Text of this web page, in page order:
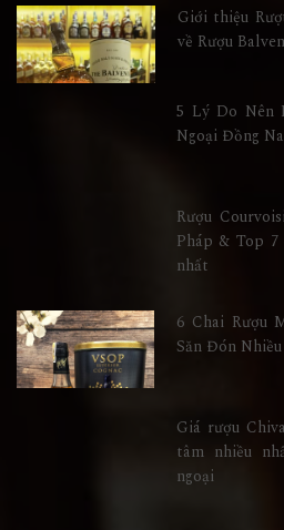
Giới thiệu
về Rượu
5 Lý Do Nên
Ngoại Đồng
Rượu
Pháp & Top 7
nhất
6 Chai Rượu
Săn Đón
Giá rượu
tâm nhiều
ngoại